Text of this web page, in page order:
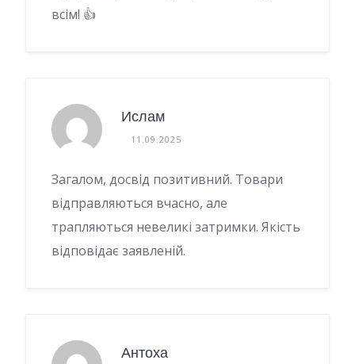
всім! 👍
Ислам
11.09.2025
Загалом, досвід позитивний. Товари
відправляються вчасно, але
трапляються невеликі затримки. Якість
відповідає заявленій.
Антоха